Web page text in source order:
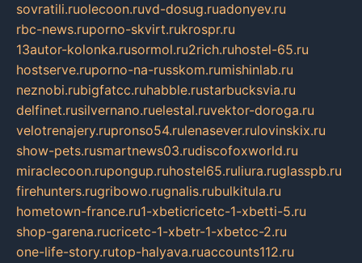
sovratili.ruolecoon.ruvd-dosug.ruadonyev.ru
rbc-news.ruporno-skvirt.rukrospr.ru
13autor-kolonka.rusormol.ru2rich.ruhostel-65.ru
hostserve.ruporno-na-russkom.rumishinlab.ru
neznobi.rubigfatcc.ruhabble.rustarbucksvia.ru
delfinet.rusilvernano.ruelestal.ruvektor-doroga.ru
velotrenajery.rupronso54.rulenasever.rulovinskix.ru
show-pets.rusmartnews03.rudiscofoxworld.ru
miraclecoon.rupongup.ruhostel65.ruliura.ruglasspb.ru
firehunters.rugribowo.rugnalis.rubulkitula.ru
hometown-france.ru1-xbeticricetc-1-xbetti-5.ru
shop-garena.rucricetc-1-xbetr-1-xbetcc-2.ru
one-life-story.rutop-halyava.ruaccounts112.ru